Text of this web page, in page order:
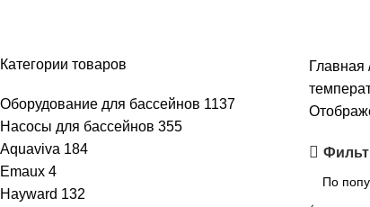
Категории товаров
Оборудование для бассейнов 1137
Насосы для бассейнов 355
Aquaviva 184
Emaux 4
Hayward 132
Главная